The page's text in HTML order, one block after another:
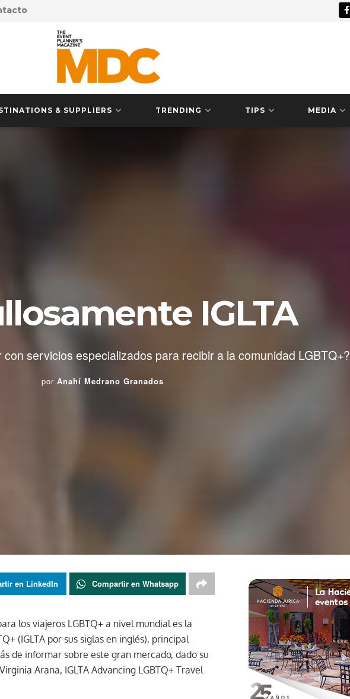
& SUPPLIERS TRENDING TIPS MEDIA
IGLTA
servicios especializados para recibir a la comunidad LGBTQ+?
por Anahí Medrano Granados
en LinkedIn Compartir en Whatsapp
los viajeros LGBTQ+ a nivel mundial es la
(IGLTA por sus siglas en inglés), principal
de informar sobre este gran mercado, dado su
Arana, IGLTA Advancing LGBTQ+ Travel